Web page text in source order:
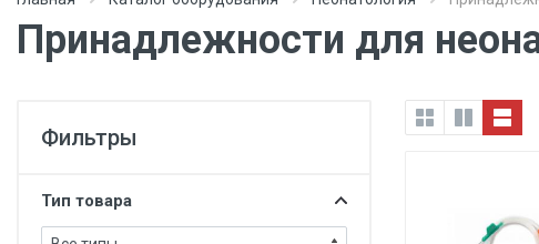
Все производители
Реанимация
Принадлежности для
Фильтры
Тип товара